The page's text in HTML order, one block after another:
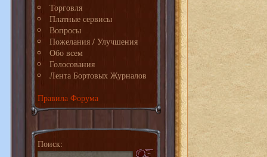
Торговля
Платные сервисы
Вопросы
Пожелания / Улучшения
Обо всем
Голосования
Лента Бортовых Журналов
Правила Форума
Поиск: